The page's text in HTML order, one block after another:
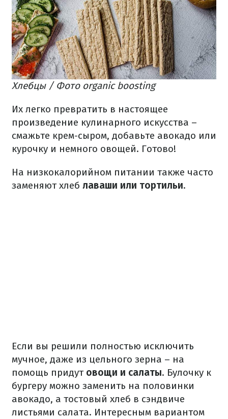
Хлебцы / Фото organic boosting
Их легко превратить в настоящее
произведение кулинарного искусства –
смажьте крем-сыром, добавьте авокадо или
курочку и немного овощей. Готово!
На низкокалорийном питании также часто
заменяют хлеб лаваши или тортильи.
Если вы решили полностью исключить
мучное, даже из цельного зерна – на
помощь придутовощи и салаты. Булочку к
бургеру можно заменить на половинки
авокадо, а тостовый хлеб в сэндвиче
листьями салата. Интересным вариантом